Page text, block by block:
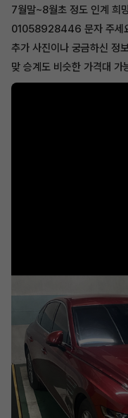
7월말~8월초 정도 인계 희
01058928446 문자 주세
추가 사진이나 궁금하신 정
맞 승계도 비슷한 가격대 가